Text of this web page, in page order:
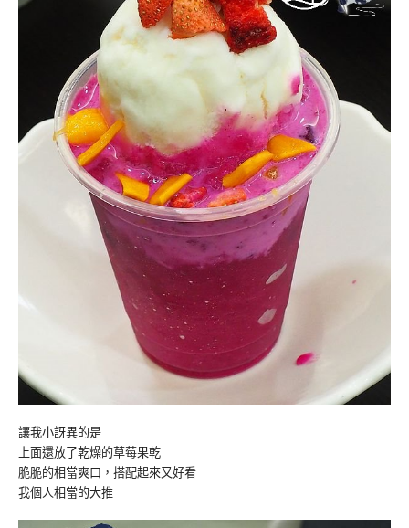
讓我小訝異的是
上面還放了乾燥的草莓果乾
脆脆的相當爽口，搭配起來又好看
我個人相當的大推